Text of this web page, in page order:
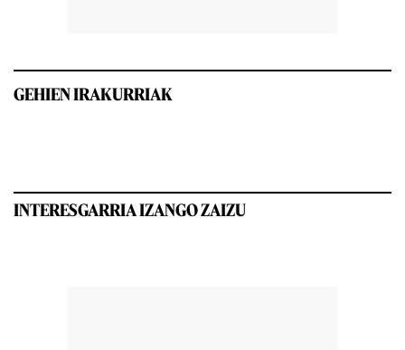
GEHIEN IRAKURRIAK
INTERESGARRIA IZANGO ZAIZU